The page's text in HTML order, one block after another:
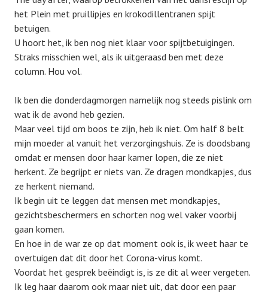
het Plein met pruillipjes en krokodillentranen spijt
betuigen.
U hoort het, ik ben nog niet klaar voor spijtbetuigingen.
Straks misschien wel, als ik uitgeraasd ben met deze
column. Hou vol.
Ik ben die donderdagmorgen namelijk nog steeds pislink om
wat ik de avond heb gezien.
Maar veel tijd om boos te zijn, heb ik niet. Om half 8 belt
mijn moeder al vanuit het verzorgingshuis. Ze is doodsbang
omdat er mensen door haar kamer lopen, die ze niet
herkent. Ze begrijpt er niets van. Ze dragen mondkapjes, dus
ze herkent niemand.
Ik begin uit te leggen dat mensen met mondkapjes,
gezichtsbeschermers en schorten nog wel vaker voorbij
gaan komen.
En hoe in de war ze op dat moment ook is, ik weet haar te
overtuigen dat dit door het Corona-virus komt.
Voordat het gesprek beëindigt is, is ze dit al weer vergeten.
Ik leg haar daarom ook maar niet uit, dat door een paar